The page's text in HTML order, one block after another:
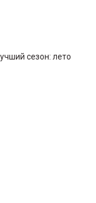
сезон: лето